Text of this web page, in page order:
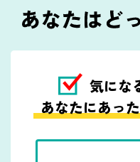
気にな
あなたにあっ